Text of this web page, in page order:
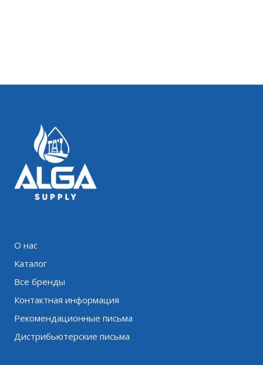
О нас
Каталог
Все бренды
Контактная информация
Рекомендационные письма
Дистрибьютерские письма